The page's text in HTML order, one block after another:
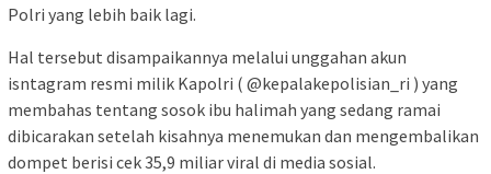
Polri yang lebih baik lagi.
Hal tersebut disampaikannya melalui unggahan akun
isntagram resmi milik Kapolri ( @kepalakepolisian_ri ) yang
membahas tentang sosok ibu halimah yang sedang ramai
dibicarakan setelah kisahnya menemukan dan mengembalikan
dompet berisi cek 35,9 miliar viral di media sosial.